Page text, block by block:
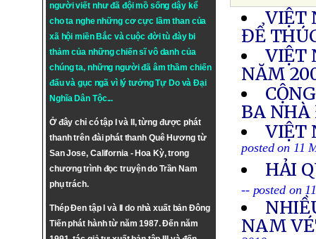
người viết như đã đội mồ sống dậy kể
cho ta nghe những cơ cực lầm than của
xã hội miền Bắc và cuộc đời tù đày bi
thảm của những chiến sĩ vô danh của
chúng ta, những người đã âm thầm chiến
đấu và gục ngã vì lý tưởngTự DovàĐại
Nghĩa Dân Tộc...
Ở đây chỉ có tập I và II, từng được phát
thanh trên đài phát thanh Quê Hương từ
San Jose, California - Hoa Kỳ, trong
chương trình đọc truyện do Trần Nam
phụ trách.
Thép Đen tập I và II do nhà xuất bản Đông
Tiến phát hành từ năm 1987. Đến năm
VIỆT
ĐỂ
VIỆT
NĂM
BA
VIỆT
posted on 11
HẢI
-- posted on
NAM